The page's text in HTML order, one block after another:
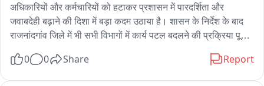
अधिकारियों और कर्मचारियों को हटाकर प्रशासन में पारदर्शिता और
जवाबदेही बढ़ाने की दिशा में बड़ा कदम उठाया है। शासन के निर्देश के बाद
राजनांदगांव जिले में भी सभी विभागों में कार्य पटल बदलने की प्रक्रिया पूरी
अधिकारी और कर्मचारी किसी एक ही कार्य पटल पर तीन वर्ष से अधिक समय
0 0 Share Report